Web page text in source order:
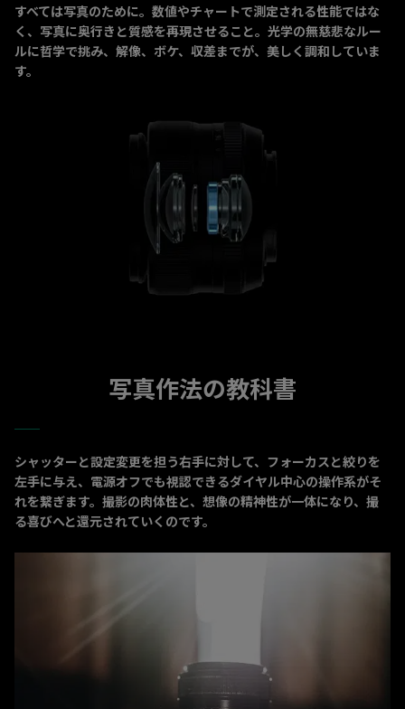
すべては写真のために。数値やチャートで測定される性能ではな
く、写真に奥行きと質感を再現させること。光学の無慈悲なルー
ルに哲学で挑み、解像、ボケ、収差までが、美しく調和していま
す。
写真作法の教科書
シャッターと設定変更を担う右手に対して、フォーカスと絞りを
左手に与え、電源オフでも視認できるダイヤル中心の操作系がそ
れを繋ぎます。撮影の肉体性と、想像の精神性が一体になり、撮
る喜びへと還元されていくのです。